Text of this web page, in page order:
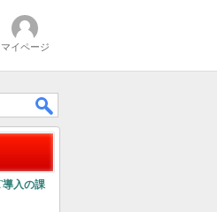
マイページ
導入の課